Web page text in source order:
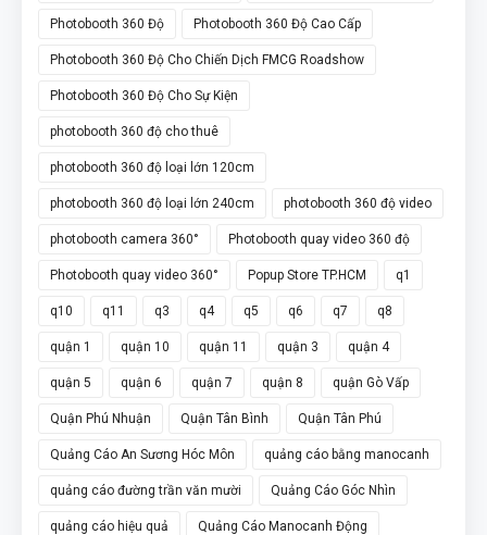
Photobooth 360 Độ Photobooth 360 Độ Cao Cấp
Photobooth 360 Độ Cho Chiến Dịch FMCG Roadshow
Photobooth 360 Độ Cho Sự Kiện
photobooth 360 độ cho thuê
photobooth 360 độ loại lớn 120cm
photobooth 360 độ loại lớn 240cm photobooth 360 độ video
photobooth camera 360° Photobooth quay video 360 độ
Photobooth quay video 360° Popup Store TP.HCM q1
q10 q11 q3 q4 q5 q6 q7 q8
quận 1 quận 10 quận 11 quận 3 quận 4
quận 5 quận 6 quận 7 quận 8 quận Gò Vấp
Quận Phú Nhuận Quận Tân Bình Quận Tân Phú
Quảng Cáo An Sương Hóc Môn quảng cáo bằng manocanh
quảng cáo đường trần văn mười Quảng Cáo Góc Nhìn
quảng cáo hiệu quả Quảng Cáo Manocanh Động